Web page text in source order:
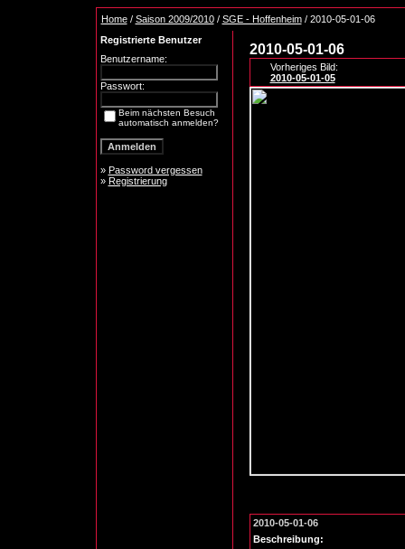
Home/ Saison 2009/2010/ SGE - Hoffenheim/ 2010-05-01-06
Registrierte Benutzer
Benutzername:
Passwort:
Beim nächsten Besuch
automatisch anmelden?
» Password vergessen
» Registrierung
2010-05-01-06
Vorheriges Bild:
2010-05-01-05
2010-05-01-06
Beschreibung: